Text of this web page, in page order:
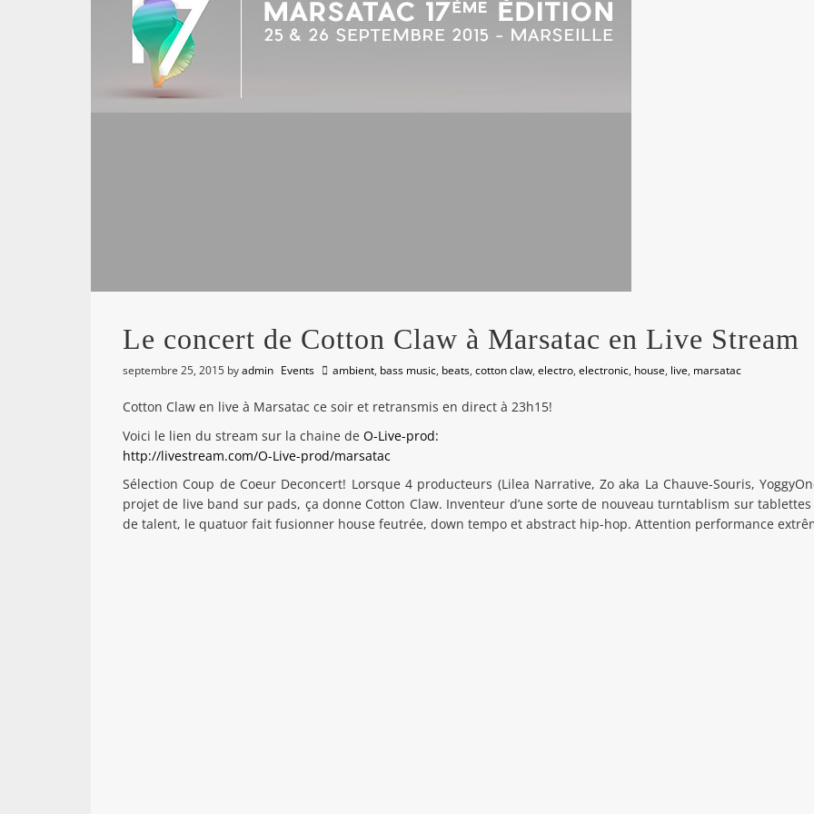
Le concert de Cotton Claw à Marsatac en Live Stream
septembre 25, 2015 byadmin Events ambient, bass music, beats, cotton claw, electro, electronic, house, live, marsatac
Cotton Claw en live à Marsatac ce soir et retransmis en direct à 23h15!
‪Voici le lien du stream sur la chaine de O-Live-prod:
http://livestream.com/O-Live-prod/marsatac
Sélection Coup de Coeur Deconcert! Lorsque 4 producteurs (Lilea Narrative, Zo aka La Chauve-Souris,
projet de live band sur pads, ça donne Cotton Claw. Inventeur d’une sorte de nouveau turntablism sur
de talent, le quatuor fait fusionner house feutrée, down tempo et abstract hip-hop. Attention performance